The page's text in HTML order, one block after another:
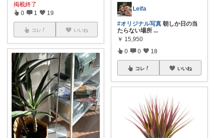
掲載終了
0 1 19
コレ いいね
Leifa
#オリジナル写真 朝しか日の当
たらない場所 ...
￥ 15,950
0 0 18
コレ いいね